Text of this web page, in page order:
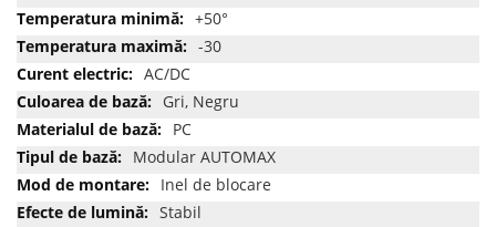
+50°
-30
AC/DC
Gri, Negru
PC
Modular AUTOMAX
Inel de blocare
Stabil